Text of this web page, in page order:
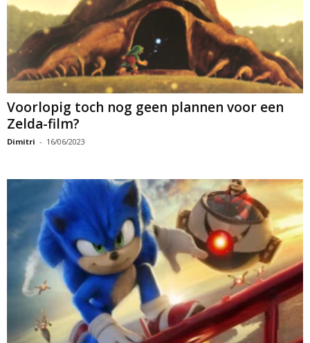
Voorlopig toch nog geen plannen voor een
Zelda-film?
Dimitri - 16/06/2023